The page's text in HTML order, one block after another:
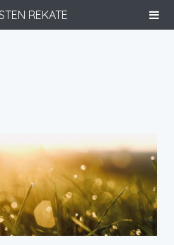
REKATE